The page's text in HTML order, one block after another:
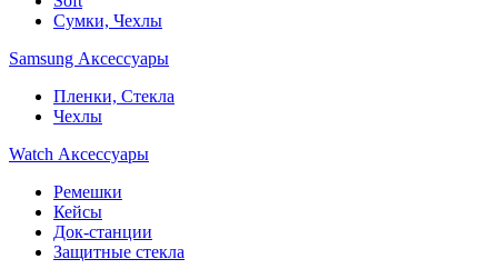
Сумки, Чехлы
Samsung Аксессуары
Пленки, Стекла
Чехлы
Watch Аксессуары
Ремешки
Кейсы
Док-станции
Защитные стекла